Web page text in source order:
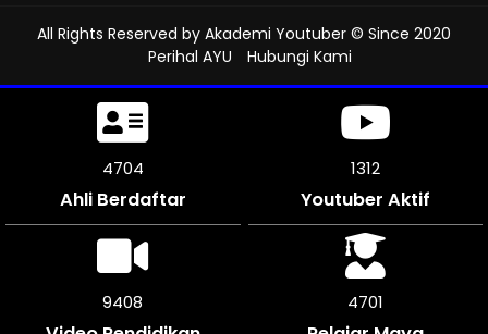
All Rights Reserved by Akademi Youtuber © Since 2020
Perihal AYU
Hubungi Kami
5139
Ahli Berdaftar
1312
Youtuber Aktif
10272 5136